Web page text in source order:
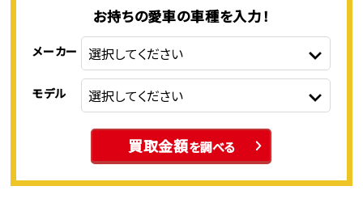
お持ちの愛車の車種を入力！
メーカー
モデル
買取金額を調べる